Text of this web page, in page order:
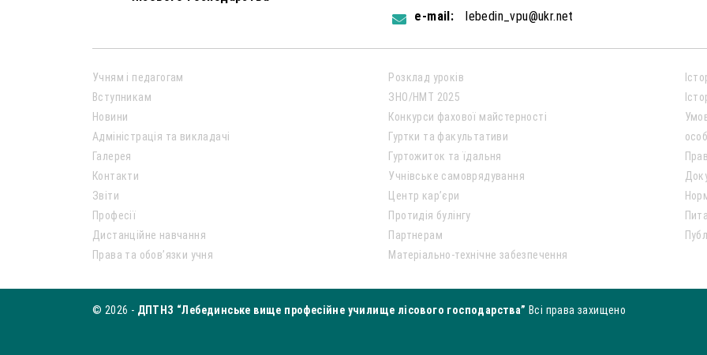
e-mail:
lebedin_vpu@ukr.net
Учням і педагогам
Вступникам
Новини
Адміністрація та викладачі
Галерея
Контакти
Звіти
Професії
Дистанційне навчання
Права та обов’язки учня
Розклад уроків
ЗНО/НМТ 2025
Конкурси фахової майстерності
Гуртки та факультативи
Гуртожиток та їдальня
Учнівське самоврядування
Центр кар’єри
Протидія булінгу
Партнерам
Матеріально-технічне забезпечення
© 2026 - ДПТНЗ “Лебединське вище професійне училище лісового господарства” Всі права захищено